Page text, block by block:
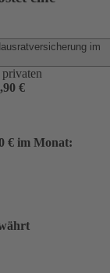
im
€
€ im Monat: